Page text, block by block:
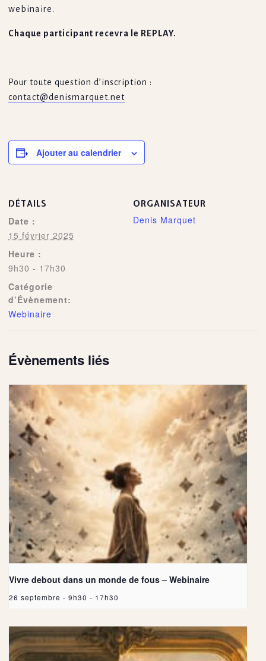
webinaire.
Chaque participant recevra le REPLAY.
Pour toute question d’inscription :
contact@denismarquet.net
Ajouter au calendrier
DÉTAILS
Date :
15 février 2025
Heure :
9h30 - 17h30
Catégorie
d’Évènement:
Webinaire
ORGANISATEUR
Denis Marquet
Évènements liés
Vivre debout dans un monde de fous – Webinaire
26 septembre - 9h30 - 17h30